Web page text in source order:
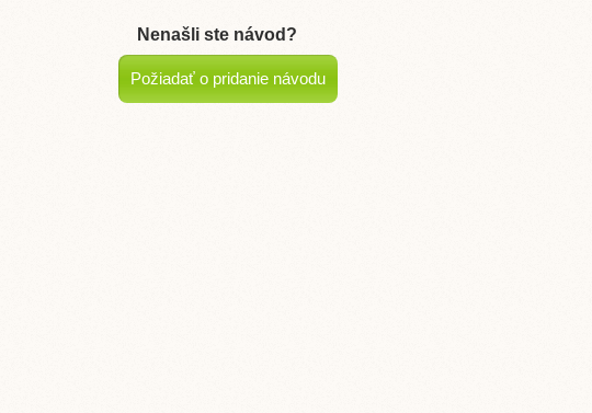
Nenašli ste návod?
Požiadať o pridanie návodu